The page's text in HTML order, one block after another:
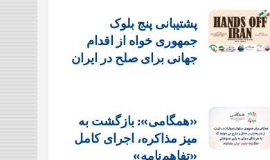
پشتيبانی پنج بلوک
جمهوری خواه از اقدام
جهانی برای صلح در ایران
«همگامی»: بازگشت به
میز مذاکره، اجرای کامل
«تفاهم‌نامه»